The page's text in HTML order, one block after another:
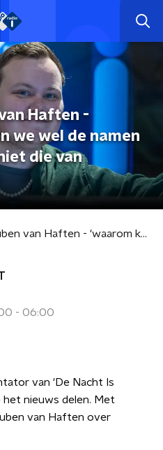
Haften -
we wel de namen
die van
Column Ruben van Haften - 'waarom kennen we wel de namen van daders en niet die van slachtoffers?'
- 06:00
van 'De Nacht Is
het nieuws delen. Met
van Haften over